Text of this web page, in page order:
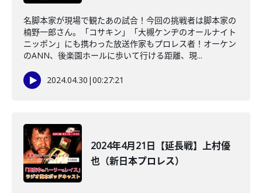
名脚本家が現場で観たあの試合！今回の挑戦者は脚本家の
楠野一郎さん。「コサキン」「大槻ケンヂのオールナイト
ニッポン」にも携わった放送作家もプロレス者！オーケン
のANN、後楽園ホールに歩いて行ける距離、現...
2024.04.30 |00:27:21
2024年4月21日【延長戦】上村優
也（新日本プロレス）